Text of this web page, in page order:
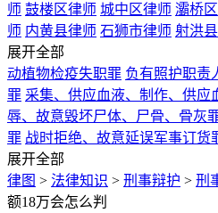
师 鼓楼区律师 城中区律师 灞桥
师 内黄县律师 石狮市律师 射洪
展开全部
动植物检疫失职罪 负有照护职责
罪 采集、供应血液、制作、供应
辱、故意毁坏尸体、尸骨、骨灰
罪 战时拒绝、故意延误军事订货
展开全部
律图 > 法律知识 > 刑事辩护 > 刑
额18万会怎么判